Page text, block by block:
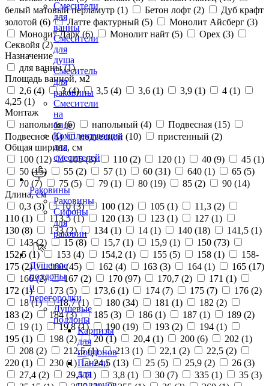
Смесители
для
ванны
Смесители
для
душа
Смеситель
для
раковины
Смесители
на
биде
Комплектующие
для
смесителей
Раковины
Раковины
Сифоны
для
раковин
Душевые
поддоны
и
перегородки
Душевые
поддоны
Карнизы
для
поддонов
Панели
для
белый матовый перламутр (1) Бетон лофт (2)
Дуб крафт
золотой (6) Латте фактурный (5) Монолит Айсберг (3)
Монолит Дарк (6) Монолит найт (5) Орех (3)
Секвойя (2)
Назначение
для ванны (1)
Площадь ванной, м2
2,6 (4) 3 (4) 3,5 (4) 3,6 (1) 3,9 (1) 4 (1)
4,25 (1)
Монтаж
напольная (6) напольный (4) Подвесная (15)
Подвесное (1) подвесной (10) пристенный (2)
Общая ширина, см
100 (12) 105 (3) 110 (2) 120 (1) 40 (9) 45 (1)
50 (15) 55 (2) 57 (1) 60 (31) 640 (1) 65 (5)
70 (7) 75 (5) 79 (1) 80 (19) 85 (2) 90 (14)
Длина, см
0,3 (3) 10 (3) 100 (12) 105 (1) 11,3 (2)
110 (1) 113,5 (1) 120 (13) 123 (1) 127 (1)
130 (8) 133 (2) 134 (1) 14 (1) 140 (18) 141,5 (1)
143 (2) 15 (8) 15,7 (1) 15,9 (1) 150 (73)
152,5 (1) 153 (4) 154,2 (1) 155 (5) 158 (1)
158-
175 (2) 160 (45) 162 (4) 163 (3) 164 (1) 165 (17)
166 (2) 167 (2) 170 (97) 170,7 (2) 171 (1)
172 (1) 173 (5) 173,6 (1) 174 (7) 175 (7) 176 (2)
18 (1) 18,7 (1) 180 (34) 181 (1) 182 (2)
183 (2) 184 (3) 185 (3) 186 (1) 187 (1) 189 (2)
19 (1) 19,8 (1) 190 (19) 193 (2) 194 (1)
195 (1) 198 (2) 20 (1) 20,4 (1) 200 (6) 202 (1)
208 (2) 212,5 (1) 213 (1) 22,1 (2) 22,5 (2)
220 (1) 230 (1) 24,5 (13) 25 (5) 25,9 (2) 26 (3)
27,4 (2) 29,5 (1) 3,8 (1) 30 (7) 335 (1) 35 (3)